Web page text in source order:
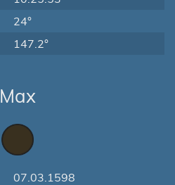
24°
147.2°
Max
07.03.1598